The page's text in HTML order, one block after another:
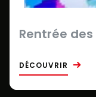
Rentrée
DÉCOUVRIR